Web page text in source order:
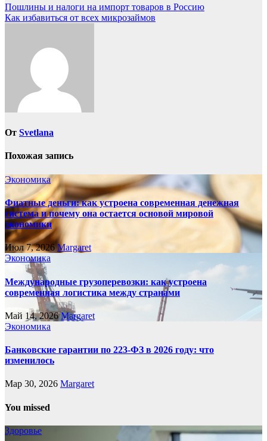
Навигация
по
Пошлины и налоги на импорт товаров в Россию
Как избавиться от всех микрозаймов
От Svetlana
Похожая запись
Экономика
Фиатные деньги: как устроена современная денежная
система и почему она остается основой мировой
экономики
Июл 7, 2026Margaret
Экономика
Международные грузоперевозки: как устроена
современная логистика между странами
Май 14, 2026Margaret
Экономика
Банковские гарантии по 223-ФЗ в 2026 году: что
изменилось
Мар 30, 2026 Margaret
You missed
Здоровье